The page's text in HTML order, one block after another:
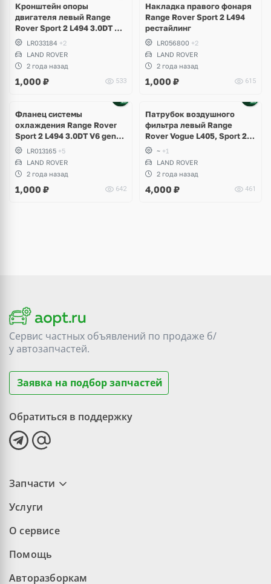
Кронштейн опоры
двигателя левый Range
Rover Sport 2 L494 3.0DT V6
gen2 Twin-turbo
LR033184 +2
LAND ROVER
2 года назад
1,000 ₽ 533
Накладка правого фонаря
Range Rover Sport 2 L494
рестайлинг
LR056800 +2
LAND ROVER
2 года назад
1,000 ₽ 615
Фланец системы
охлаждения Range Rover
Sport 2 L494 3.0DT V6 gen2
Twin-turbo
LR013165 +5
LAND ROVER
2 года назад
1,000 ₽ 642
Патрубок воздушного
фильтра левый Range
Rover Vogue L405, Sport 2
L494 рестайлинг
~ +1
LAND ROVER
2 года назад
4,000 ₽ 461
Сервис частных объявлений по продаже б/
уавтозапчастей.
Заявка на подбор запчастей
Обратиться в поддержку
Запчасти
Услуги
О сервисе
Помощь
Авторазборкам